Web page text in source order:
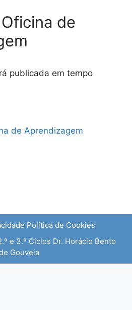
de
publicada em tempo
de Aprendizagem
Política de Cookies
e 3.º Ciclos Dr. Horácio Bento
Gouveia